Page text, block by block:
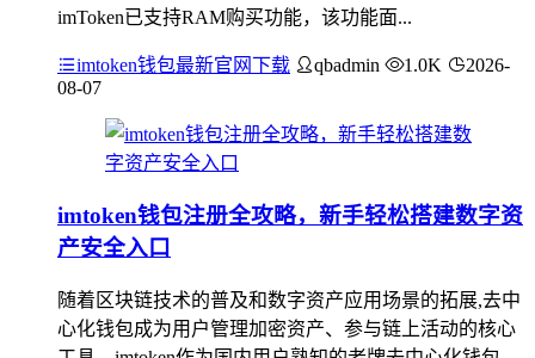
imToken已支持RAM购买功能，该功能面...
imtoken钱包最新官网下载 qbadmin 1.0K
2026-
08-07
imtoken钱包注册全攻略，新手轻松搭建数字资
产安全入口
随着区块链技术的普及和数字资产应用场景的拓展,去中
心化钱包成为用户管理加密资产、参与链上活动的核心